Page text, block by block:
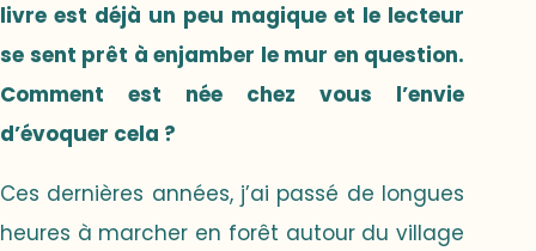
livre est déjà un peu magique et le lecteur
se sent prêt à enjamber le mur en question.
Comment est née chez vous l’envie
d’évoquer cela ?
Ces dernières années, j’ai passé de longues
heures à marcher en forêt autour du village